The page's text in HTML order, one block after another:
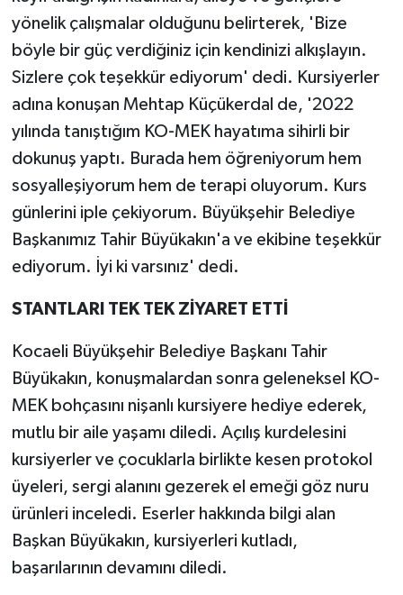
yönelik çalışmalar olduğunu belirterek, 'Bize
böyle bir güç verdiğiniz için kendinizi alkışlayın.
Sizlere çok teşekkür ediyorum' dedi. Kursiyerler
adına konuşan Mehtap Küçükerdal de, '2022
yılında tanıştığım KO-MEK hayatıma sihirli bir
dokunuş yaptı. Burada hem öğreniyorum hem
sosyalleşiyorum hem de terapi oluyorum. Kurs
günlerini iple çekiyorum. Büyükşehir Belediye
Başkanımız Tahir Büyükakın'a ve ekibine teşekkür
ediyorum. İyi ki varsınız' dedi.
STANTLARI TEK TEK ZİYARET ETTİ
Kocaeli Büyükşehir Belediye Başkanı Tahir
Büyükakın, konuşmalardan sonra geleneksel KO-
MEK bohçasını nişanlı kursiyere hediye ederek,
mutlu bir aile yaşamı diledi. Açılış kurdelesini
kursiyerler ve çocuklarla birlikte kesen protokol
üyeleri, sergi alanını gezerek el emeği göz nuru
ürünleri inceledi. Eserler hakkında bilgi alan
Başkan Büyükakın, kursiyerleri kutladı,
başarılarının devamını diledi.